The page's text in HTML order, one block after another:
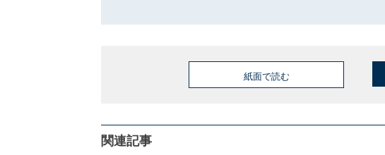
紙面で読む
関連記事